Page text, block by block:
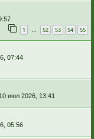
1 … 52 53 54 55
07:44
10 июл 2026, 13:41
05:56